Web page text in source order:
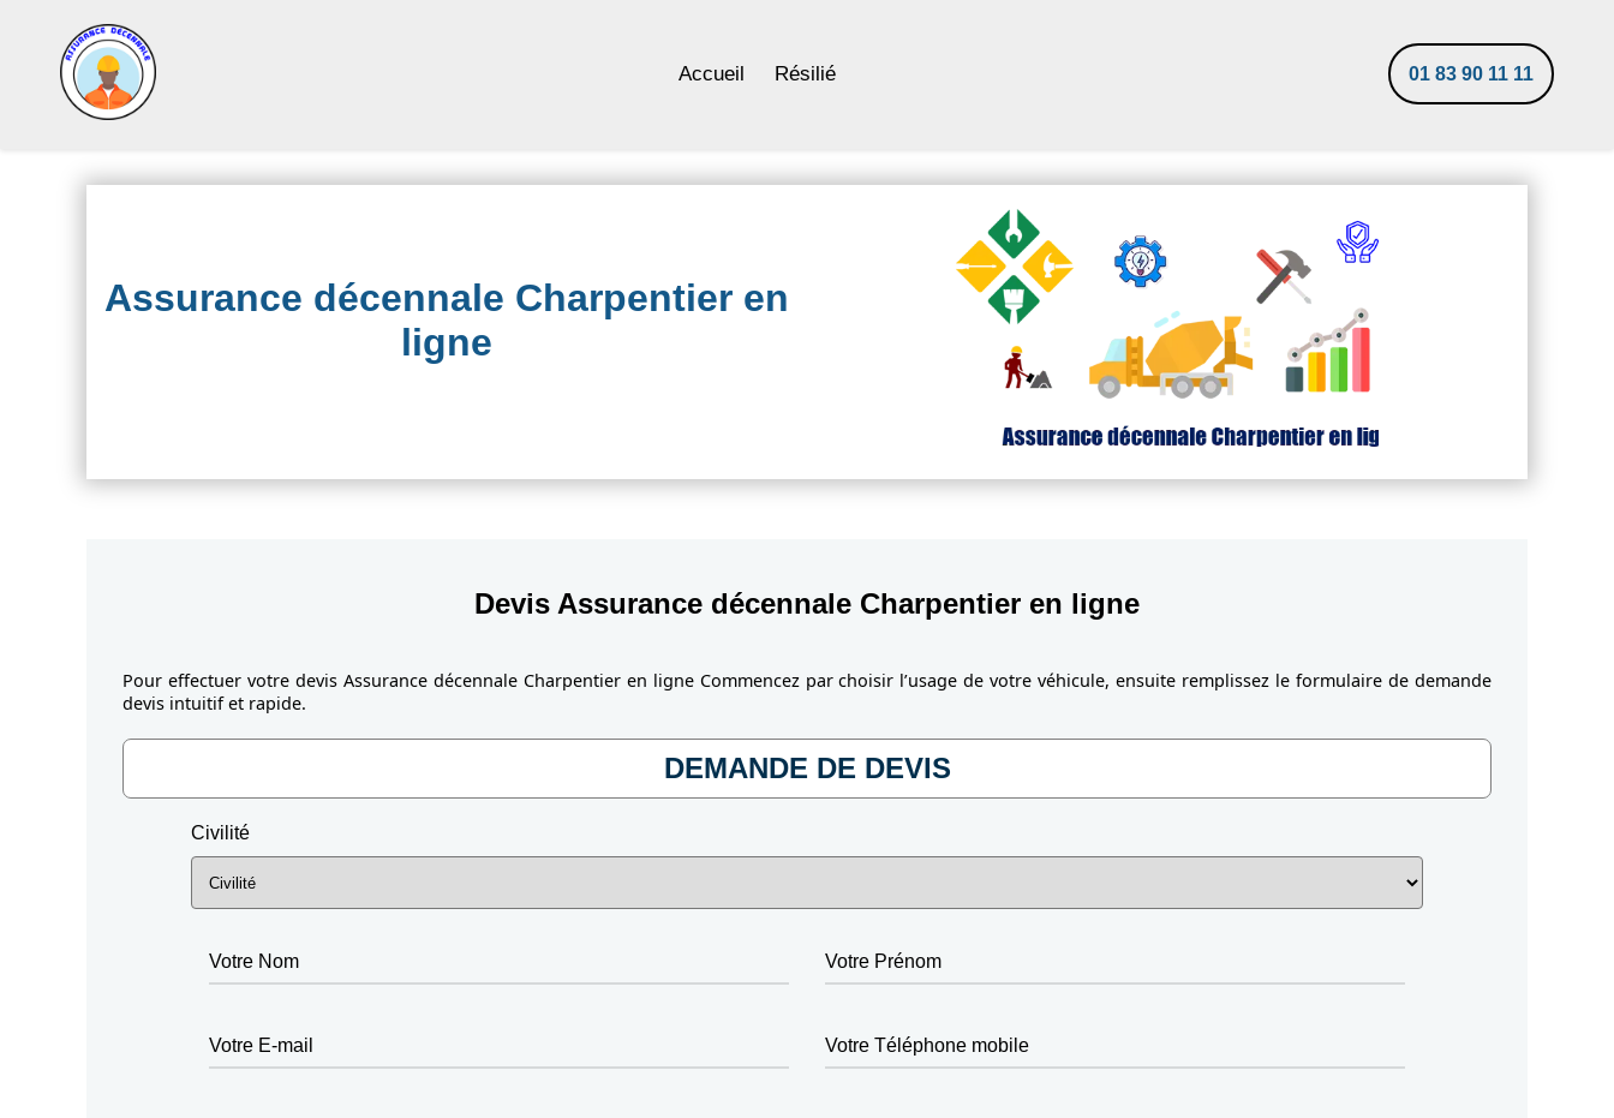
Accueil Résilié 01 83 90 11 11
Assurance décennale Charpentier en
ligne
Devis Assurance décennale Charpentier en ligne
Pour effectuer votre devis Assurance décennale Charpentier en ligne Commencez par choisir l’usage de votre véhicule, ensuite remplissez le formulaire de demande
devis intuitif et rapide.
DEMANDE DE DEVIS
Civilité
Votre Nom Votre Prénom
Votre E-mail Votre Téléphone mobile